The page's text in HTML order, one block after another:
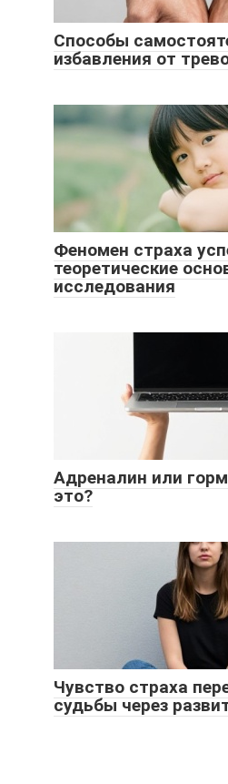
Способы
избавления от
Феномен страха
теоретические
исследования
Адреналин или
это?
Чувство страха
судьбы через